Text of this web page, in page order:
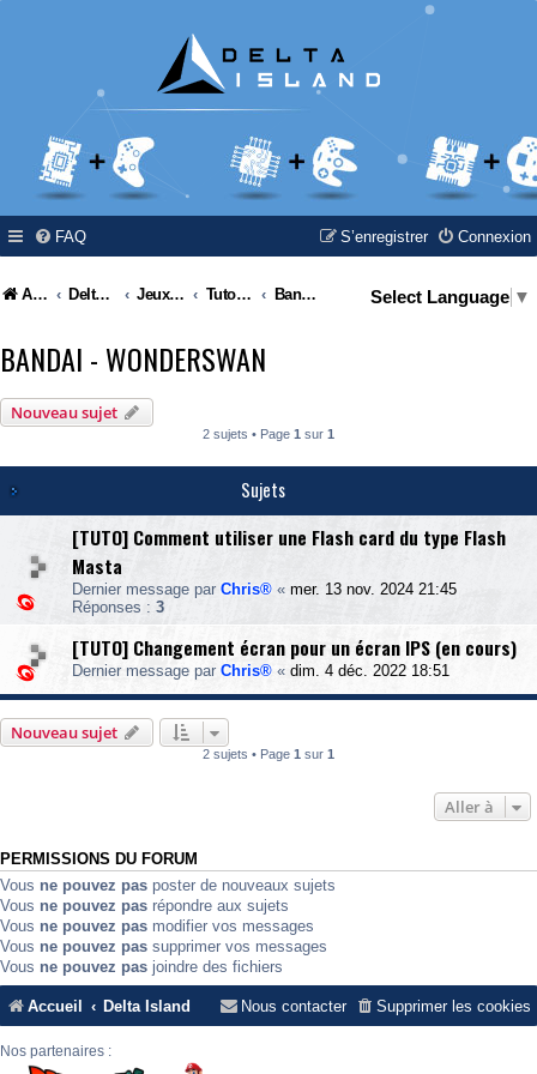
FAQ Connexion
S’enregistrer
Accueil Delta Island Jeux Video Tutoriel / Modding / Hack & Info Bandai - Wonderswan Select Language ▼
BANDAI - WONDERSWAN
Nouveau sujet
2 sujets • Page 1 sur 1
Sujets
[TUTO] Comment utiliser une Flash card du type Flash
Masta
Dernier message par Chris® « mer. 13 nov. 2024 21:45
Réponses : 3
[TUTO] Changement écran pour un écran IPS (en cours)
Dernier message par Chris® « dim. 4 déc. 2022 18:51
Nouveau sujet
2 sujets • Page 1 sur 1
Aller à
PERMISSIONS DU FORUM
Vous ne pouvez pas poster de nouveaux sujets
Vous ne pouvez pas répondre aux sujets
Vous ne pouvez pas modifier vos messages
Vous ne pouvez pas supprimer vos messages
Vous ne pouvez pas joindre des fichiers
Accueil Delta Island Supprimer les cookies
Nous contacter
Nos partenaires :